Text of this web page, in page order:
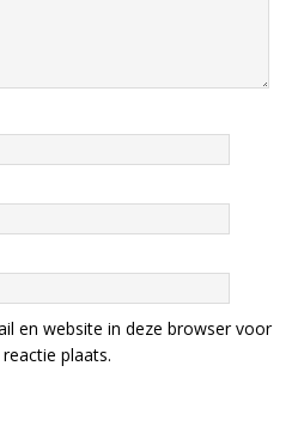
en website in deze browser voor
plaats.